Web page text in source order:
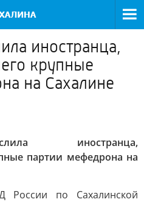
иностранца,
крупные
на Сахалине
иностранца,
партии мефедрона на
России по Сахалинской